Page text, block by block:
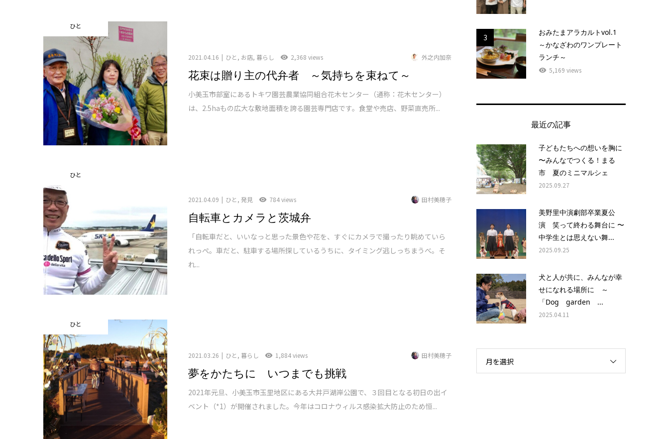
ひと
2021.04.16 ひと , お店, 暮らし 2,368 views 外之内加奈
花束は贈り主の代弁者 ～気持ちを束ねて～
小美玉市部室にあるトキワ園芸農業協同組合花木センター（通称：花木センター）
は、2.5haもの広大な敷地面積を誇る園芸専門店です。食堂や売店、野菜直売所...
ひと
2021.04.09 ひと , 発見 784 views 田村美穂子
自転車とカメラと茨城弁
「自転車だと、いいなっと思った景色や花を、すぐにカメラで撮ったり眺めていら
れっぺ。車だと、駐車する場所探しているうちに、タイミング逃しっちまうべ。そ
れ...
ひと
2021.03.26 ひと , 暮らし 1,884 views 田村美穂子
夢をかたちに いつまでも挑戦
2021年元旦、小美玉市玉里地区にある大井戸湖岸公園で、３回目となる初日の出イ
ベント（*1）が開催されました。今年はコロナウィルス感染拡大防止のため恒...
3
おみたまアラカルトvol.1
～かなざわのワンプレート
ランチ～
5,169 views
最近の記事
子どもたちへの想いを胸に
〜みんなでつくる！まる
市 夏のミニマルシェ
2025.09.27
美野里中演劇部卒業夏公
演 笑って終わる舞台に 〜
中学生とは思えない舞...
2025.09.25
犬と人が共に、みんなが幸
せになれる場所に ～
「Dog garden ...
2025.04.11
月を選択